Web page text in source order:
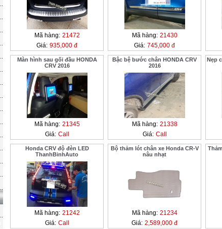
Mã hàng: 21472
Giá: 935,000 đ
Mã hàng: 21430
Giá: 745,000 đ
Màn hình sau gối đầu HONDA
CRV 2016
Mã hàng: 21345
Giá: Call
Bậc bệ bước chân HONDA CRV
2016
Mã hàng: 21338
Giá: Call
Nẹp
Honda CRV độ đèn LED
ThanhBinhAuto
Mã hàng: 21242
Giá: Call
Bộ thảm lót chân xe Honda CR-V
nâu nhạt
Mã hàng: 21234
Giá: 2,589,000 đ